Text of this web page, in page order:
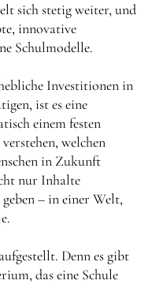
sich stetig weiter, und
innovative
Schulmodelle.
Investitionen in
ist es eine
einem festen
welchen
in Zukunft
nur Inhalte
– in einer Welt,
Denn es gibt
das eine Schule